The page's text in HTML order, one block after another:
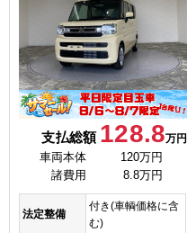
支払総額 128.8万円
車両本体
120万円
諸費用
8.8万円
法定整備
付き(車輌価格に含
む)